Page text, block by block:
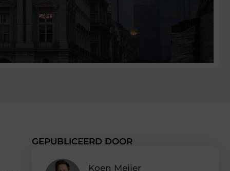
GEPUBLICEERD DOOR
Koen Meijer